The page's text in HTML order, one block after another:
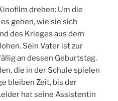
drehen: Um die
gehen, wie sie sich
des Krieges aus dem
Sein Vater ist zur
an dessen Geburtstag.
die in der Schule spielen
bleiben Zeit, bis der
hat seine Assistentin